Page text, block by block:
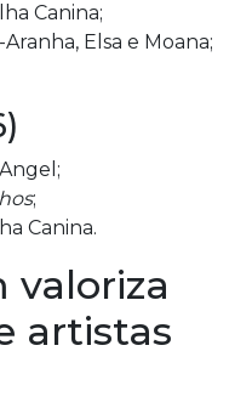
Canina;
Elsa e Moana;
;
Canina.
valoriza
artistas